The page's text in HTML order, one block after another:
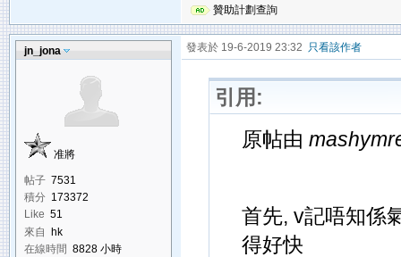
贊助計劃查詢
jn_jona
准將
帖子 7531
積分 173372
Like 51
來自 hk
在線時間 8828 小時
發表於 19-6-2019 23:32 只看該作者
引用:
原帖由
首先, v記唔知係
得好快